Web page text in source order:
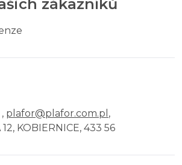
zákazníků
, plafor@plafor.com.pl ,
KOBIERNICE, 433 56